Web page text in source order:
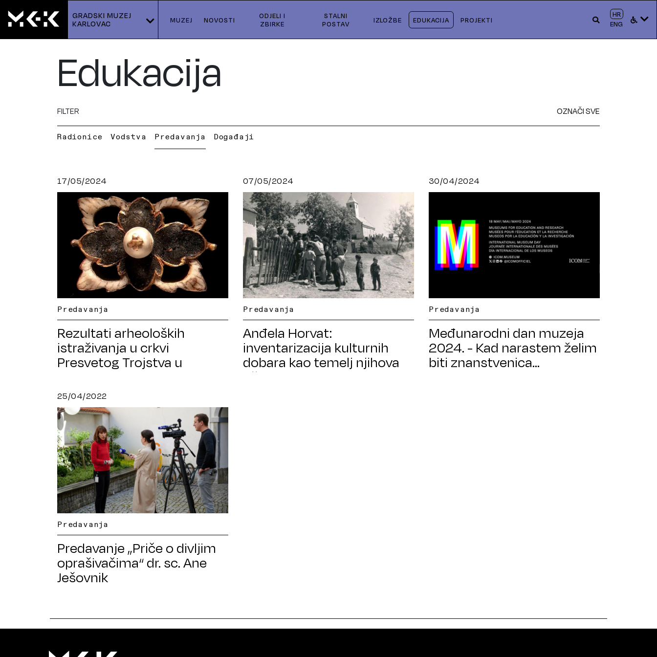
GRADSKI MUZEJ
KARLOVAC
MUZEJ NOVOSTI
ODJELI I
ZBIRKE
STALNI
POSTAV
IZLOŽBE EDUKACIJA PROJEKTI
HR
ENG
Edukacija
FILTER OZNAČI SVE
Radionice Vodstva Predavanja Događaji
17/05/2024
Predavanja
Rezultati arheoloških
istraživanja u crkvi
Presvetog Trojstva u
07/05/2024
Predavanja
Anđela Horvat:
inventarizacija kulturnih
dobara kao temelj njihova
očuvanja
30/04/2024
Predavanja
Međunarodni dan muzeja
2024. - Kad narastem želim
biti znanstvenica...
25/04/2022
Predavanja
Predavanje „Priče o divljim
oprašivačima“ dr. sc. Ane
Ješovnik